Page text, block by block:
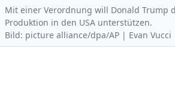
Mit einer Verordnung will Donald Trump
Produktion in den USA unterstützen.
Bild: picture alliance/dpa/AP | Evan Vucci